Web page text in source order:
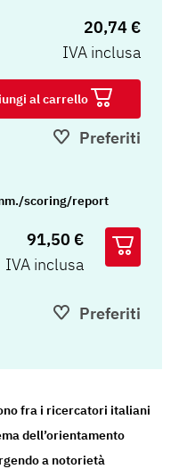
20,74 €
IVA inclusa
al carrello
Preferiti
scoring/report
91,50 €
IVA inclusa
Preferiti
fra i ricercatori italiani
dell’orientamento
a notorietà